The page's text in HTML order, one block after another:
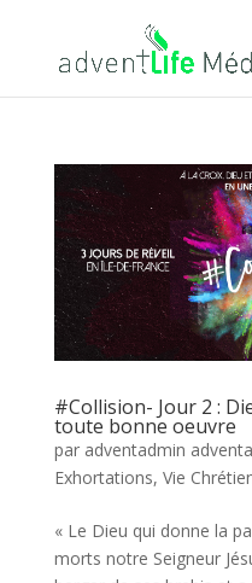
#Collision- Jour 2 :
toute bonne oeuvre
par adventadmin
Exhortations, Vie
« Le Dieu qui donne la
morts notre Seigneur